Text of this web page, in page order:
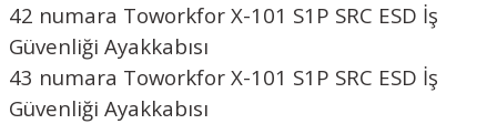
42 numara Toworkfor X-101 S1P SRC ESD İş
Güvenliği Ayakkabısı
43 numara Toworkfor X-101 S1P SRC ESD İş
Güvenliği Ayakkabısı